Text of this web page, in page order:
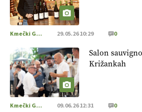
Kmečki Glas 29.05.26 10:29 0
Salon
Križankah
Kmečki Glas 09.06.26 12:31 0